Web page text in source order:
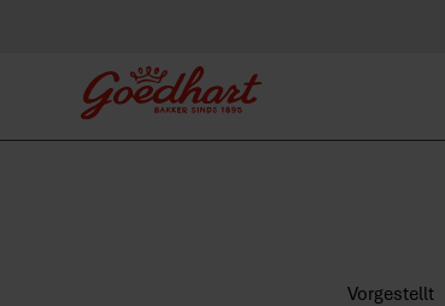
Vorgestellt